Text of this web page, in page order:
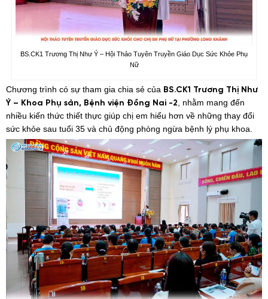
BS.CK1 Trương Thị Như Ý – Hội Thảo Tuyên Truyền Giáo Dục Sức Khỏe Phụ
Nữ
Chương trình có sự tham gia chia sẻ của BS.CK1 Trương Thị Như
Ý – Khoa Phụ sản, Bệnh viện Đồng Nai -2 , nhằm mang đến
nhiều kiến thức thiết thực giúp chị em hiểu hơn về những thay đổi
sức khỏe sau tuổi 35 và chủ động phòng ngừa bệnh lý phụ khoa.